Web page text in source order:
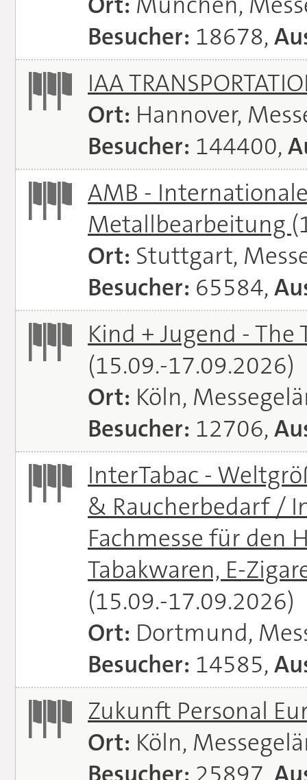
Besucher: 18678,
IAA
Ort: Hannover,
Besucher: 144400,
AMB -
Metallbearbeitung
Ort: Stuttgart,
Besucher: 65584,
Kind + Jugend - The
(15.09.-17.09.2026)
Ort: Köln,
Besucher: 12706,
InterTabac -
& Raucherbedarf /
Fachmesse für den
Tabakwaren, E-
(15.09.-17.09.2026)
Ort: Dortmund,
Besucher: 14585,
Zukunft Personal
Ort: Köln,